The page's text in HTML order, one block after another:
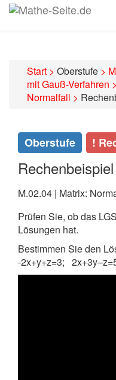
Start > Oberstufe >
mit Gauß-Verfahren >
Normalfall >
Oberstufe !
M.02.04 | Matrix:
Prüfen Sie, ob das
Lösungen hat.
Bestimmen Sie den
-2x+y+z=3;